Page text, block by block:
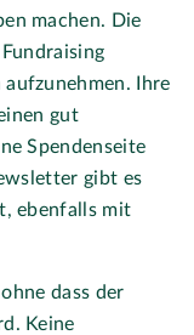
machen. Die
Ihre
gut
Spendenseite
gibt es
ebenfalls mit
dass der
Keine